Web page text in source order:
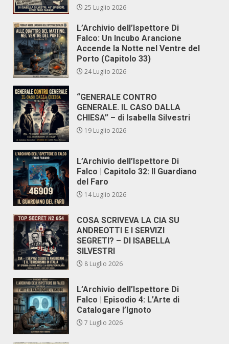
25 Luglio 2026
L’Archivio dell’Ispettore Di
Falco: Un Incubo Arancione
Accende la Notte nel Ventre del
Porto (Capitolo 33)
24 Luglio 2026
“GENERALE CONTRO
GENERALE. IL CASO DALLA
CHIESA” – di Isabella Silvestri
19 Luglio 2026
L’Archivio dell’Ispettore Di
Falco | Capitolo 32: Il Guardiano
del Faro
14 Luglio 2026
COSA SCRIVEVA LA CIA SU
ANDREOTTI E I SERVIZI
SEGRETI? – DI ISABELLA
SILVESTRI
8 Luglio 2026
L’Archivio dell’Ispettore Di
Falco | Episodio 4: L’Arte di
Catalogare l’Ignoto
7 Luglio 2026